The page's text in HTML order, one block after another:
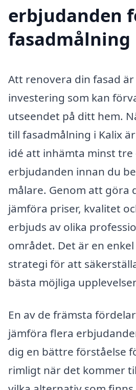
erbjudanden
fasadmålning
Att renovera din fasad
investering som kan
utseendet på ditt hem.
till fasadmålning i Kalix
idé att inhämta minst tre
erbjudanden innan du
målare. Genom att göra
jämföra priser, kvalitet
erbjuds av olika
området. Det är en
strategi för att
bästa möjliga
En av de främsta
jämföra flera
dig en bättre förståelse
rimligt när det kommer